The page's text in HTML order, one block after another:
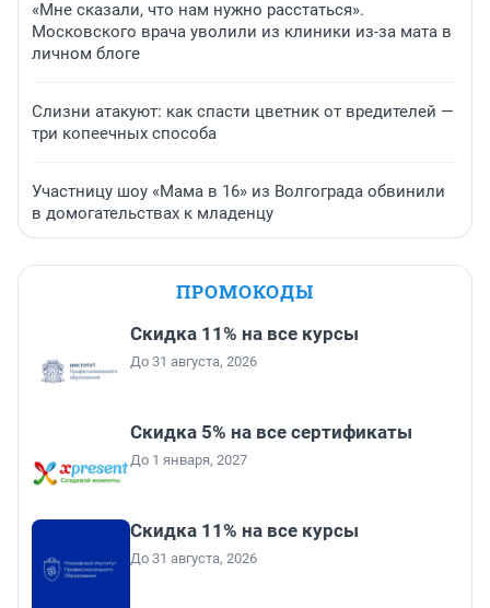
«Мне сказали, что нам нужно расстаться».
Московского врача уволили из клиники из-за мата в
личном блоге
Слизни атакуют: как спасти цветник от вредителей —
три копеечных способа
Участницу шоу «Мама в 16» из Волгограда обвинили
в домогательствах к младенцу
ПРОМОКОДЫ
Скидка 11% на все курсы
До 31 августа, 2026
Скидка 5% на все сертификаты
До 1 января, 2027
Скидка 11% на все курсы
До 31 августа, 2026